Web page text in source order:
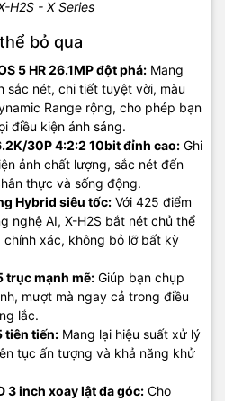
H2S - X Series
bỏ qua
5 HR 26.1MP đột phá: Mang
sắc nét, chi tiết tuyệt vời, màu
Range rộng, cho phép bạn
điều kiện ánh sáng.
30P 4:2:2 10bit đỉnh cao: Ghi
ảnh chất lượng, sắc nét đến
thực và sống động.
Hybrid siêu tốc: Với 425 điểm
nghệ AI, X-H2S bắt nét chủ thể
xác, không bỏ lỡ bất kỳ
trục mạnh mẽ: Giúp bạn chụp
mượt mà ngay cả trong điều
lắc.
tiên tiến: Mang lại hiệu suất xử lý
tục ấn tượng và khả năng khử
3 inch xoay lật đa góc: Cho